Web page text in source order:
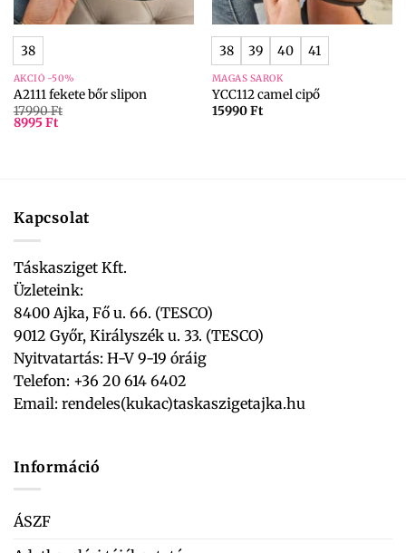
38
AKCIÓ -50%
A2111 fekete bőr slipon
17990Ft
8995Ft
38 39 40 41
MAGAS SAROK
YCC112 camel cipő
15990Ft
Kapcsolat
Táskasziget Kft.
Üzleteink:
8400 Ajka, Fő u. 66. (TESCO)
9012 Győr, Királyszék u. 33. (TESCO)
Nyitvatartás: H-V 9-19 óráig
Telefon: +36 20 614 6402
Email: rendeles(kukac)taskaszigetajka.hu
Információ
ÁSZF